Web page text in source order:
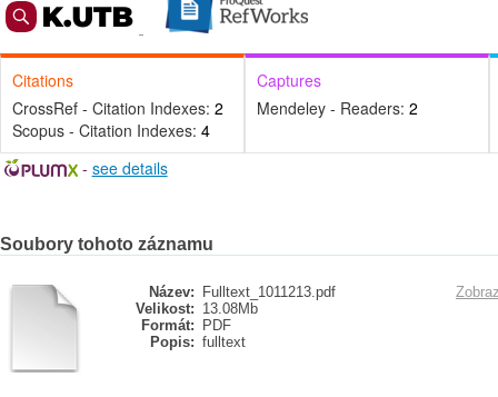
Citations
CrossRef - Citation Indexes: 2
Scopus - Citation Indexes: 4
Captures
Mendeley - Readers: 2
- see details
Soubory tohoto záznamu
Název:
Fulltext_1011213.pdf
Velikost: 13.08Mb
Formát:
PDF
Popis: fulltext